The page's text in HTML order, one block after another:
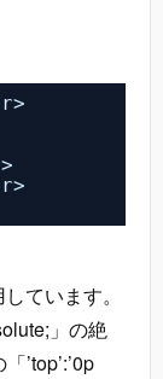
ています。
」の絶
’top’:’0p